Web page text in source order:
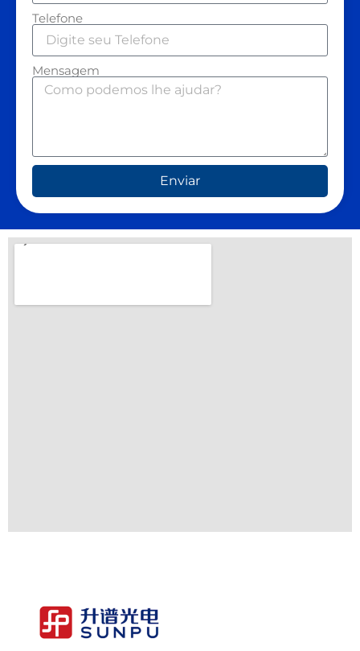
Telefone
Mensagem
Enviar